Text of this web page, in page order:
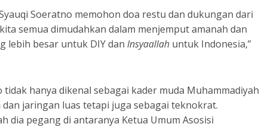
Soeratno memohon doa restu dan dukungan dari
semua dimudahkan dalam menjemput amanah dan
lebih besar untuk DIY danInsyaallah untuk Indonesia,”
tidak hanya dikenal sebagai kader muda Muhammadiyah
dan jaringan luas tetapi juga sebagai teknokrat.
dia pegang di antaranya Ketua Umum Asosisi